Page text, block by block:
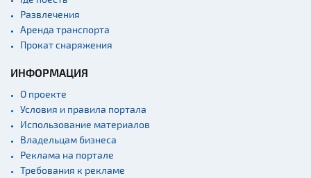
Развлечения
Аренда транспорта
Прокат снаряжения
ИНФОРМАЦИЯ
О проекте
Условия и правила портала
Использование материалов
Владельцам бизнеса
Реклама на портале
Требования к рекламе